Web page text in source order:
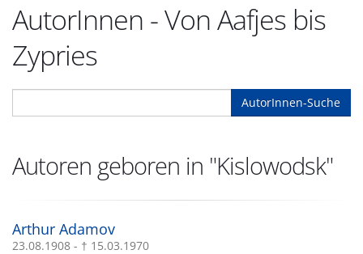
AutorInnen - Von Aafjes bis
Zypries
AutorInnen-Suche
Autoren geboren in "Kislowodsk"
Arthur Adamov
23.08.1908 - † 15.03.1970